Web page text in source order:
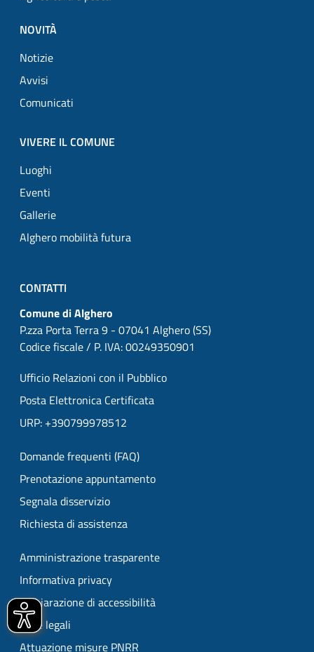
NOVITÀ
Notizie
Avvisi
Comunicati
VIVERE IL COMUNE
Luoghi
Eventi
Gallerie
Alghero mobilità futura
CONTATTI
Comune di Alghero
P.zza Porta Terra 9 - 07041 Alghero (SS)
Codice fiscale / P. IVA: 00249350901
Ufficio Relazioni con il Pubblico
Posta Elettronica Certificata
URP: +390799978512
Domande frequenti (FAQ)
Prenotazione appuntamento
Segnala disservizio
Richiesta di assistenza
Amministrazione trasparente
Informativa privacy
Dichiarazione di accessibilità
Note legali
Attuazione misure PNRR